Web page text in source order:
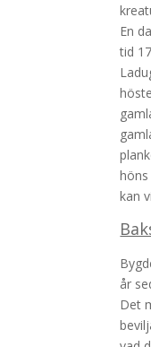
En
tid
kan
år
Det